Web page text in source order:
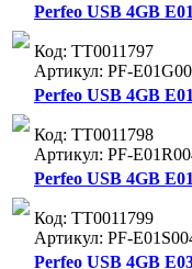
Perfeo USB 4GB
Код: ТТ0011797
Артикул: PF-
Perfeo USB 4GB
Код: ТТ0011798
Артикул: PF-
Perfeo USB 4GB
Код: ТТ0011799
Артикул: PF-
Perfeo USB 4GB